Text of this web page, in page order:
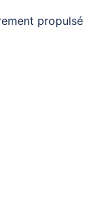
propulsé